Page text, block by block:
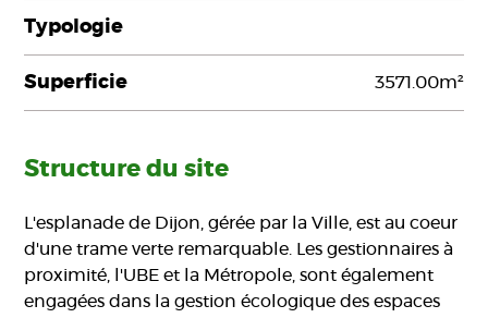
Typologie
Superficie 3571.00m²
Structure du site
L'esplanade de Dijon, gérée par la Ville, est au coeur
d'une trame verte remarquable. Les gestionnaires à
proximité, l'UBE et la Métropole, sont également
engagées dans la gestion écologique des espaces